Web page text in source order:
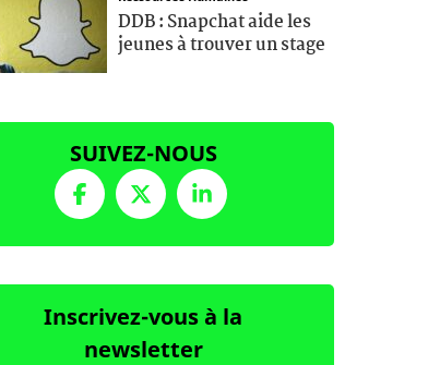
DDB : Snapchat aide les
jeunes à trouver un stage
SUIVEZ-NOUS
Inscrivez-vous à la
newsletter